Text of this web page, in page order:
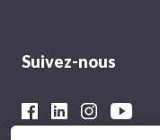
Suivez-nous